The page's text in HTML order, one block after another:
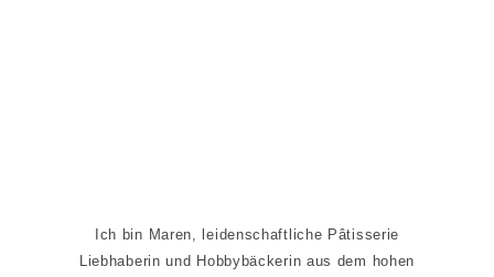
Ich bin Maren, leidenschaftliche Pâtisserie
Liebhaberin und Hobbybäckerin aus dem hohen